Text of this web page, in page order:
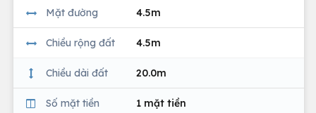
Mặt đường 4.5m
Chiều rộng đất 4.5m
Chiều dài đất 20.0m
Số mặt tiền 1 mặt tiền